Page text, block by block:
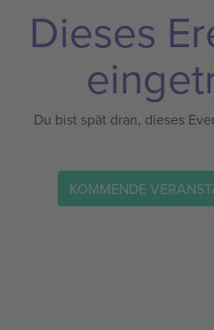
Dieses
Du bist spät dran, dieses
KOMMENDE